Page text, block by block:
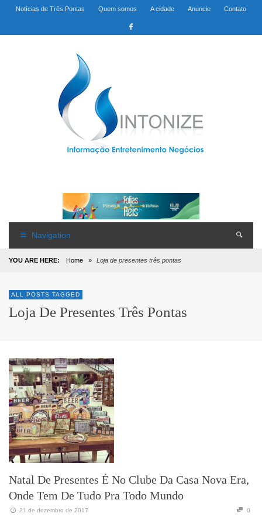
Notícias de Três Pontas Quem somos A cidade Anuncie Contato
Navigation
YOU ARE HERE: Home » Loja de presentes três pontas
ALL POSTS TAGGED
Loja De Presentes Três Pontas
Natal De Presentes É No Clube Da Casa Nova Era,
Onde Tem De Tudo Pra Todo Mundo
21 de dezembro de 2017 0